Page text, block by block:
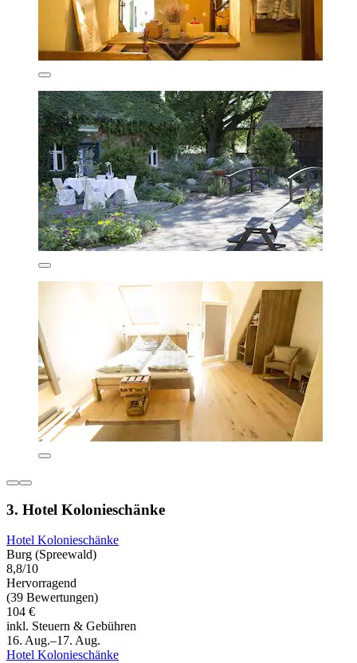
3. Hotel Kolonieschänke
Hotel Kolonieschänke
Burg (Spreewald)
8,8/10
Hervorragend
(39 Bewertungen)
104 €
inkl. Steuern & Gebühren
16. Aug.–17. Aug.
Hotel Kolonieschänke